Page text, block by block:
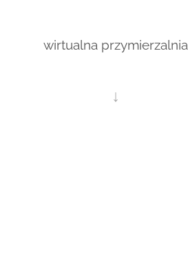
wirtualna przymierzalnia
↓